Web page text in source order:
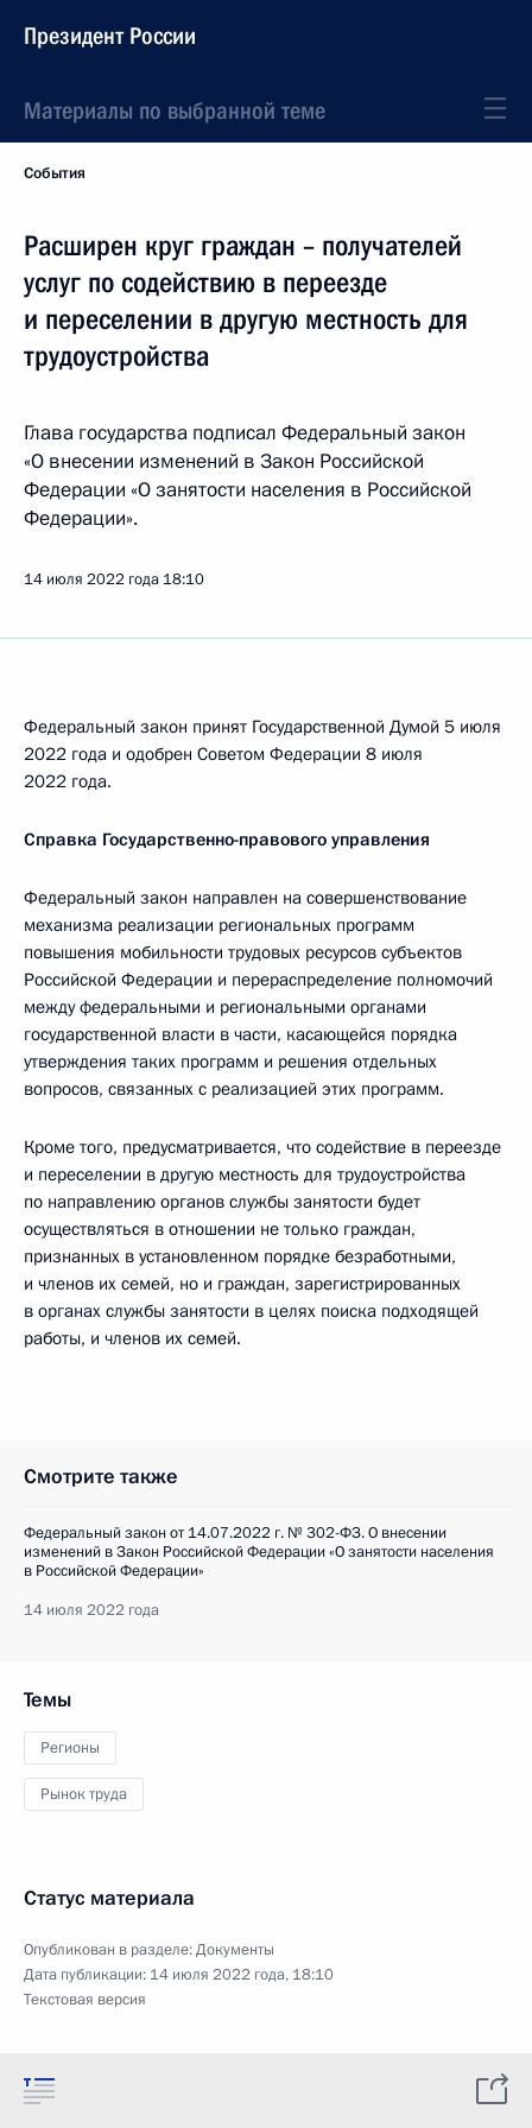
Президент России
Материалы по выбранной теме
События
Расширен круг граждан – получателей
услуг по содействию в переезде
и переселении в другую местность для
трудоустройства
Глава государства подписал Федеральный закон
«О внесении изменений в Закон Российской
Федерации «О занятости населения в Российской
Федерации».
14 июля 2022 года 18:10
Федеральный закон принят Государственной Думой 5 июля
2022 года и одобрен Советом Федерации 8 июля
2022 года.
Справка Государственно-правового управления
Федеральный закон направлен на совершенствование
механизма реализации региональных программ
повышения мобильности трудовых ресурсов субъектов
Российской Федерации и перераспределение полномочий
между федеральными и региональными органами
государственной власти в части, касающейся порядка
утверждения таких программ и решения отдельных
вопросов, связанных с реализацией этих программ.
Кроме того, предусматривается, что содействие в переезде
и переселении в другую местность для трудоустройства
по направлению органов службы занятости будет
осуществляться в отношении не только граждан,
признанных в установленном порядке безработными,
и членов их семей, но и граждан, зарегистрированных
в органах службы занятости в целях поиска подходящей
работы, и членов их семей.
Смотрите также
Федеральный закон от 14.07.2022 г. № 302-ФЗ. О внесении
изменений в Закон Российской Федерации «О занятости населения
в Российской Федерации»
14 июля 2022 года
Темы
Регионы
Рынок труда
Статус материала
Опубликован в разделе:Документы
Дата публикации: 14 июля 2022 года, 18:10
Текстовая версия